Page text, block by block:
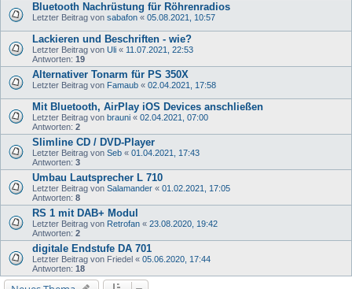
Bluetooth Nachrüstung für Röhrenradios
Letzter Beitrag von sabafon « 05.08.2021, 10:57
Lackieren und Beschriften - wie?
Letzter Beitrag von Uli « 11.07.2021, 22:53
Antworten: 19
Alternativer Tonarm für PS 350X
Letzter Beitrag von Famaub « 02.04.2021, 17:58
Mit Bluetooth, AirPlay iOS Devices anschließen
Letzter Beitrag von brauni « 02.04.2021, 07:00
Antworten: 2
Slimline CD / DVD-Player
Letzter Beitrag von Seb « 01.04.2021, 17:43
Antworten: 3
Umbau Lautsprecher L 710
Letzter Beitrag von Salamander « 01.02.2021, 17:05
Antworten: 8
RS 1 mit DAB+ Modul
Letzter Beitrag von Retrofan « 23.08.2020, 19:42
Antworten: 2
digitale Endstufe DA 701
Letzter Beitrag von Friedel « 05.06.2020, 17:44
Antworten: 18